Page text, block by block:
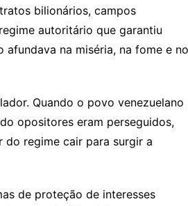
bilionários, campos
autoritário que garantiu
na miséria, na fome e no
Quando o povo venezuelano
opositores eram perseguidos,
do regime cair para surgir a
de proteção de interesses